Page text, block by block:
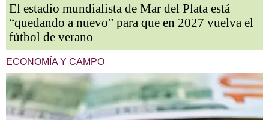
El estadio mundialista de Mar del Plata está
“quedando a nuevo” para que en 2027 vuelva el
fútbol de verano
ECONOMÍA Y CAMPO